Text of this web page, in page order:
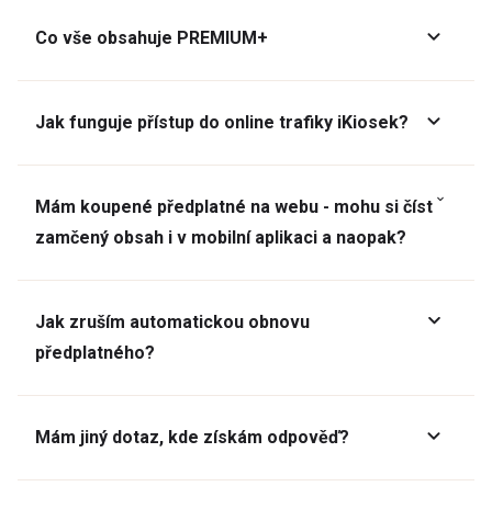
Co vše obsahuje PREMIUM+
Jak funguje přístup do online trafiky iKiosek?
Mám koupené předplatné na webu - mohu si číst
zamčený obsah i v mobilní aplikaci a naopak?
Jak zruším automatickou obnovu
předplatného?
Mám jiný dotaz, kde získám odpověď?